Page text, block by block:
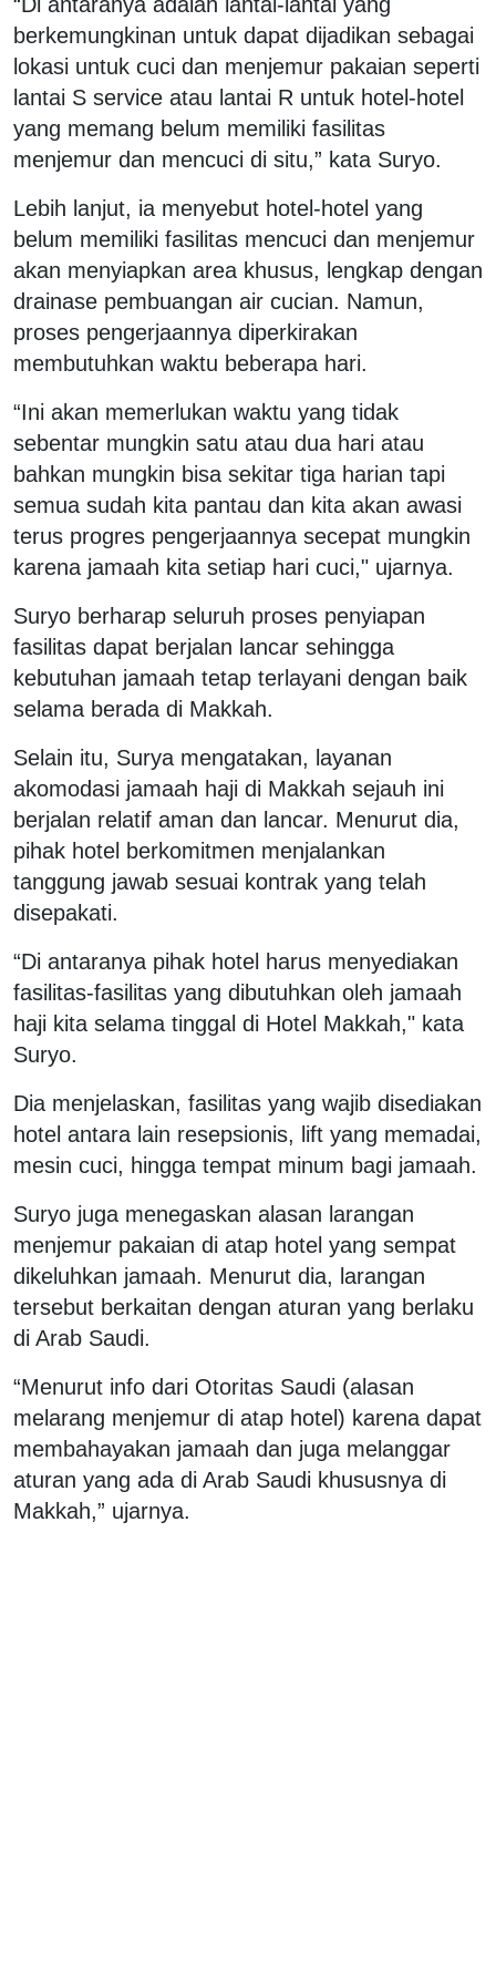
berkemungkinan untuk dapat dijadikan sebagai
lokasi untuk cuci dan menjemur pakaian seperti
lantai S service atau lantai R untuk hotel-hotel
yang memang belum memiliki fasilitas
menjemur dan mencuci di situ,” kata Suryo.
Lebih lanjut, ia menyebut hotel-hotel yang
belum memiliki fasilitas mencuci dan menjemur
akan menyiapkan area khusus, lengkap dengan
drainase pembuangan air cucian. Namun,
proses pengerjaannya diperkirakan
membutuhkan waktu beberapa hari.
“Ini akan memerlukan waktu yang tidak
sebentar mungkin satu atau dua hari atau
bahkan mungkin bisa sekitar tiga harian tapi
semua sudah kita pantau dan kita akan awasi
terus progres pengerjaannya secepat mungkin
karena jamaah kita setiap hari cuci," ujarnya.
Suryo berharap seluruh proses penyiapan
fasilitas dapat berjalan lancar sehingga
kebutuhan jamaah tetap terlayani dengan baik
selama berada di Makkah.
Selain itu, Surya mengatakan, layanan
akomodasi jamaah haji di Makkah sejauh ini
berjalan relatif aman dan lancar. Menurut dia,
pihak hotel berkomitmen menjalankan
tanggung jawab sesuai kontrak yang telah
disepakati.
“Di antaranya pihak hotel harus menyediakan
fasilitas-fasilitas yang dibutuhkan oleh jamaah
haji kita selama tinggal di Hotel Makkah," kata
Suryo.
Dia menjelaskan, fasilitas yang wajib disediakan
hotel antara lain resepsionis, lift yang memadai,
mesin cuci, hingga tempat minum bagi jamaah.
Suryo juga menegaskan alasan larangan
menjemur pakaian di atap hotel yang sempat
dikeluhkan jamaah. Menurut dia, larangan
tersebut berkaitan dengan aturan yang berlaku
di Arab Saudi.
“Menurut info dari Otoritas Saudi (alasan
melarang menjemur di atap hotel) karena dapat
membahayakan jamaah dan juga melanggar
aturan yang ada di Arab Saudi khususnya di
Makkah,” ujarnya.